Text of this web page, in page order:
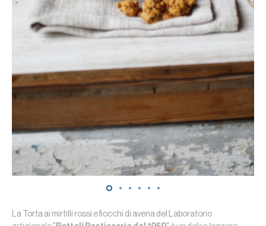
La Torta ai mirtilli rossi e fiocchi di avena del Laboratorio